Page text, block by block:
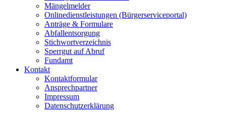
Mängelmelder
Onlinedienstleistungen (Bürgerserviceportal)
Anträge & Formulare
Abfallentsorgung
Stichwortverzeichnis
Sperrgut auf Abruf
Fundamt
Kontakt
Kontaktformular
Ansprechpartner
Impressum
Datenschutzerklärung